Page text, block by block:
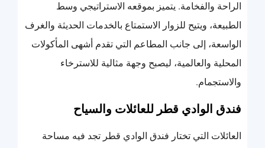
الراحة والفخامة. يتميز بموقعه الاستراتيجي وسط
الطبيعة، ويتيح للزوار الاستمتاع بالخدمات الحديثة والغرف
الواسعة، إلى جانب المطاعم التي تقدم أشهى المأكولات
المحلية والعالمية، ليصبح وجهة مثالية للاسترخاء
والاستجمام.
فندق الوادي قطر للعائلات والسياح
العائلات التي تختار فندق الوادي قطر تجد فيه مساحة